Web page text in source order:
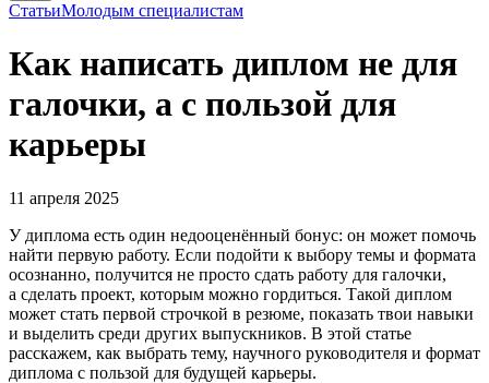
СтатьиМолодым специалистам
Как написать диплом не для
галочки, а с пользой для
карьеры
11 апреля 2025
У диплома есть один недооценённый бонус: он может помочь
найти первую работу. Если подойти к выбору темы и формата
осознанно, получится не просто сдать работу для галочки,
а сделать проект, которым можно гордиться. Такой диплом
может стать первой строчкой в резюме, показать твои навыки
и выделить среди других выпускников. В этой статье
расскажем, как выбрать тему, научного руководителя и формат
диплома с пользой для будущей карьеры.